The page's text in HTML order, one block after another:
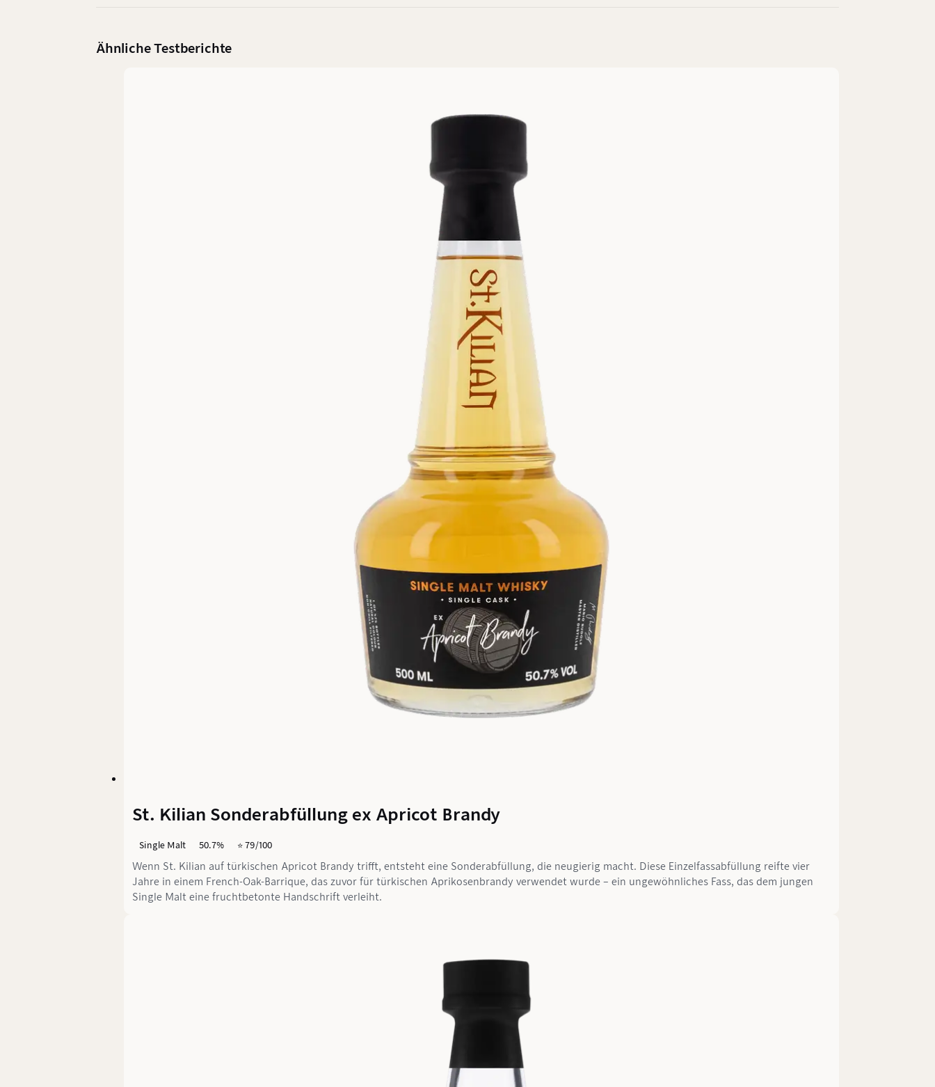
Ähnliche Testberichte
St. Kilian Sonderabfüllung ex Apricot Brandy
Single Malt 50.7% ⭐️ 79/100
Wenn St. Kilian auf türkischen Apricot Brandy trifft, entsteht eine Sonderabfüllung, die neugierig macht. Diese Einzelfassabfüllung reifte vier
Jahre in einem French-Oak-Barrique, das zuvor für türkischen Aprikosenbrandy verwendet wurde – ein ungewöhnliches Fass, das dem jungen
Single Malt eine fruchtbetonte Handschrift verleiht.